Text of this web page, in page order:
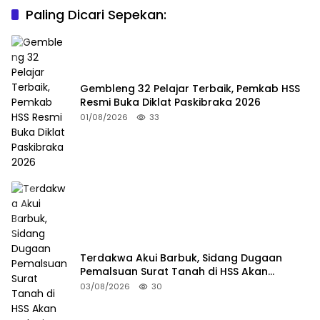
Paling Dicari Sepekan:
Gembleng 32 Pelajar Terbaik, Pemkab HSS
Resmi Buka Diklat Paskibraka 2026
01/08/2026 33
Terdakwa Akui Barbuk, Sidang Dugaan
Pemalsuan Surat Tanah di HSS Akan
Berlanjut Tuntutan JPU
03/08/2026 30